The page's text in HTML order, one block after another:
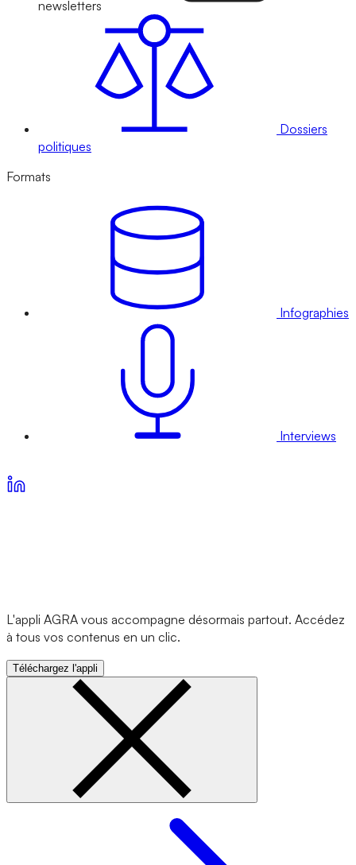
newsletters
Dossiers
politiques
Formats
Infographies
Interviews
L'appli AGRA vous accompagne désormais partout. Accédez
à tous vos contenus en un clic.
Téléchargez l'appli